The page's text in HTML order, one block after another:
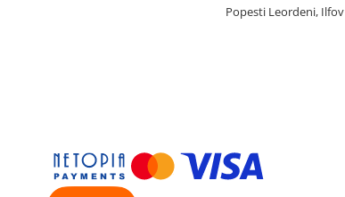
Popesti Leordeni, Ilfov